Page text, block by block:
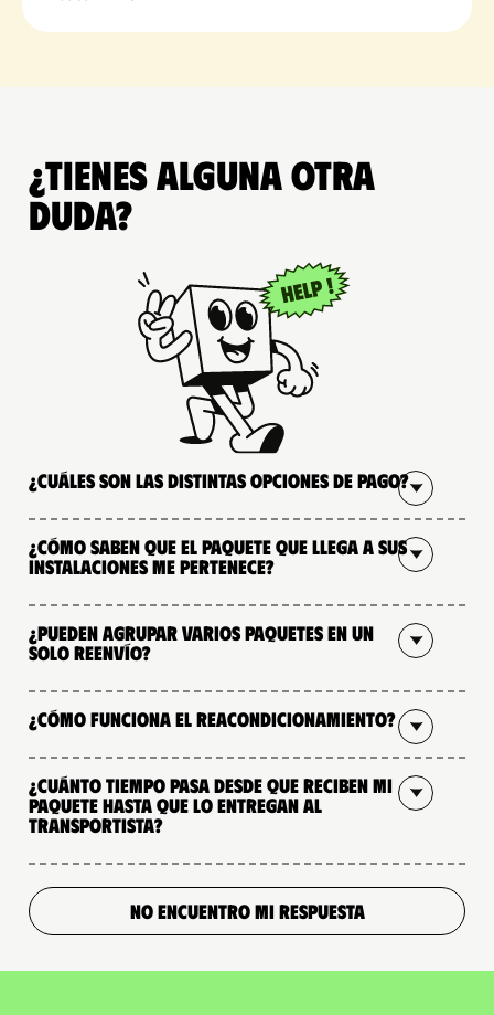
¿Tienes alguna otra
duda?
¿Cuáles son las distintas opciones de pago?
¿Cómo saben que el paquete que llega a sus
instalaciones me pertenece?
¿Pueden agrupar varios paquetes en un
solo reenvío?
¿Cómo funciona el reacondicionamiento?
¿Cuánto tiempo pasa desde que reciben mi
paquete hasta que lo entregan al
transportista?
NO ENCUENTRO MI RESPUESTA